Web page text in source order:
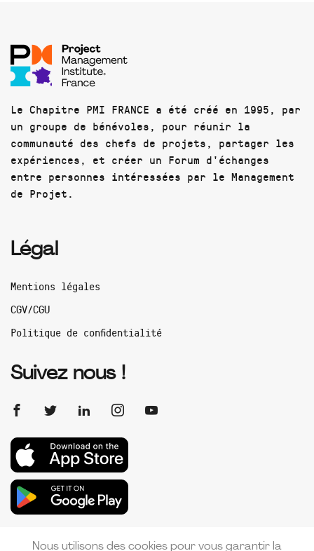
Le Chapitre PMI FRANCE a été créé en 1995, par
un groupe de bénévoles, pour réunir la
communauté des chefs de projets, partager les
expériences, et créer un Forum d'échanges
entre personnes intéressées par le Management
de Projet.
Légal
Mentions légales
CGV/CGU
Politique de confidentialité
Suivez nous !
Nous utilisons des cookies pour vous garantir la